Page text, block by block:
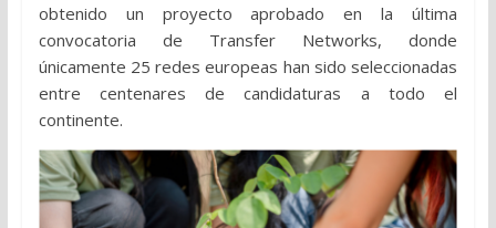
obtenido un proyecto aprobado en la última
convocatoria de Transfer Networks, donde
únicamente 25 redes europeas han sido seleccionadas
entre centenares de candidaturas a todo el
continente.